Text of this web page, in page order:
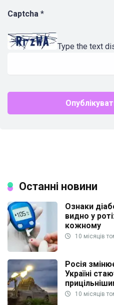
Captcha *
Type the text
Останні новини
Ознаки
видно у
кожному
10 місяців
Росія
Україні
10 місяців